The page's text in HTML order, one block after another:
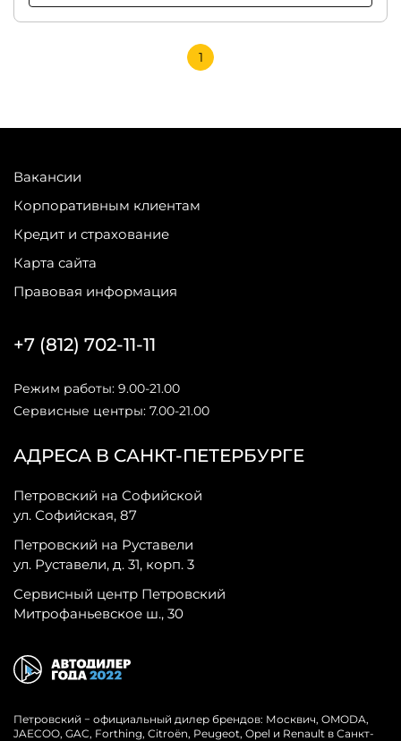
1
Вакансии
Корпоративным клиентам
Кредит и страхование
Карта сайта
Правовая информация
АДРЕСА В САНКТ-ПЕТЕРБУРГЕ
Петровский на Софийской
ул. Софийская, 87
Петровский на Руставели
ул. Руставели, д. 31, корп. 3
Сервисный центр Петровский
Митрофаньевское ш., 30
+7 (812) 702-11-11
Режим работы: 9.00-21.00
Сервисные центры: 7.00-21.00
Петровский − официальный дилер брендов: Москвич, OMODA,
JAECOO, GAC, Forthing, Citroёn, Peugeot, Opel и Renault в Санкт-